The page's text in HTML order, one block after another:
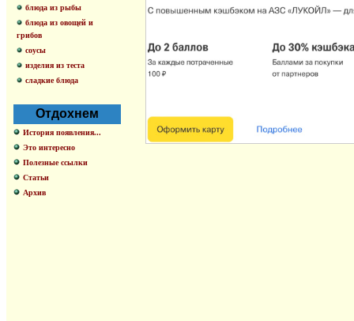
блюда из рыбы
блюда из овощей и
грибов
соусы
изделия из теста
сладкие блюда
Отдохнем
История появления...
Это интересно
Полезные ссылки
Статьи
Архив